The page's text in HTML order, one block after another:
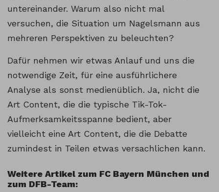
untereinander. Warum also nicht mal
versuchen, die Situation um Nagelsmann aus
mehreren Perspektiven zu beleuchten?
Dafür nehmen wir etwas Anlauf und uns die
notwendige Zeit, für eine ausführlichere
Analyse als sonst medienüblich. Ja, nicht die
Art Content, die die typische Tik-Tok-
Aufmerksamkeitsspanne bedient, aber
vielleicht eine Art Content, die die Debatte
zumindest in Teilen etwas versachlichen kann.
Weitere Artikel zum FC Bayern München und
zum DFB-Team: